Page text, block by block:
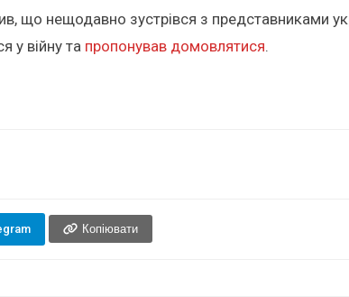
що нещодавно зустрівся з представниками
у війну та пропонував домовлятися.
Копіювати